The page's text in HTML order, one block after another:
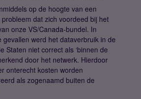
op de hoogte van een
probleem dat zich voordeed bij het
onze VS/Canada-bundel. In
gevallen werd het dataverbruik in de
Staten niet correct als ‘binnen de
door het netwerk. Hierdoor
onterecht kosten worden
als zogenaamd buiten de